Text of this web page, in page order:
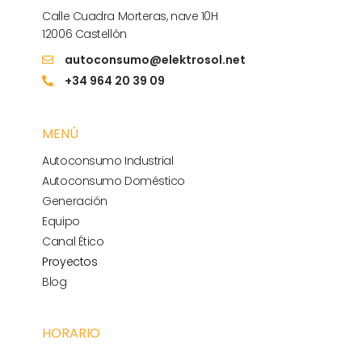
Calle Cuadra Morteras, nave 10H
12006 Castellón
autoconsumo@elektrosol.net
+34 964 20 39 09
MENÚ
Autoconsumo Industrial
Autoconsumo Doméstico
Generación
Equipo
Canal Ético
Proyectos
Blog
HORARIO